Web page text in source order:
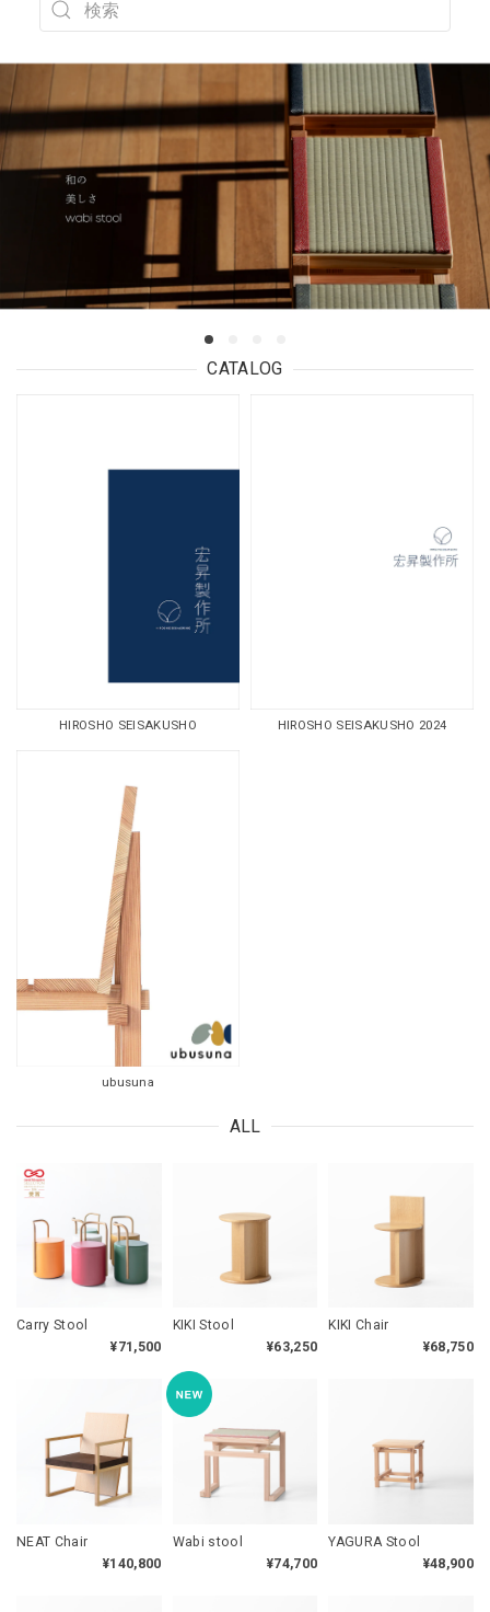
CATALOG
HIROSHO SEISAKUSHO HIROSHO SEISAKUSHO 2024
ubusuna
ALL
Carry Stool
¥71,500
KIKI Stool
¥63,250
KIKI Chair
¥68,750
NEAT Chair
¥140,800
Wabi stool
¥74,700
YAGURA Stool
¥48,900